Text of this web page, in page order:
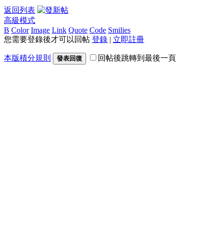
返回列表
高級模式
B Color Image Link Quote Code Smilies
您需要登錄後才可以回帖 登錄 | 立即註冊
本版積分規則 發表回復 回帖後跳轉到最後一頁